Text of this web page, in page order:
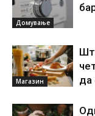
Домување
Магазин
да